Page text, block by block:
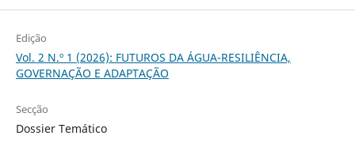
Edição
Vol. 2 N.º 1 (2026): FUTUROS DA ÁGUA-RESILIÊNCIA,
GOVERNAÇÃO E ADAPTAÇÃO
Secção
Dossier Temático